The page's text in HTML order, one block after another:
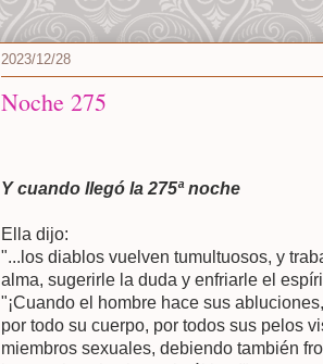
2023/12/28
Noche 275
Y cuando llegó la 275ª noche
Ella dijo:
"...los diablos vuelven tumultuosos, y
alma, sugerirle la duda y enfriarle el
"¡Cuando el hombre hace sus
por todo su cuerpo, por todos sus pelos
miembros sexuales, debiendo también